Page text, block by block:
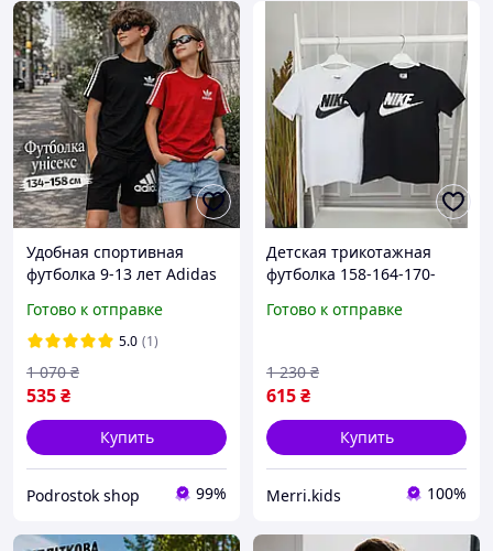
Удобная спортивная
футболка 9-13 лет Adidas
подростку, детские
крутые летние футболки
унисекс Адидас трикотаж
Готово к отправке
5.0 (1)
535₴
1 070 ₴
Купить
Podrostok shop 99%
Детская трикотажная
футболка 158-164-170-
мальчиков, подростковые
парней 13-15 лет
Готово к отправке
615₴
1 230 ₴
Купить
Merri.kids 100%